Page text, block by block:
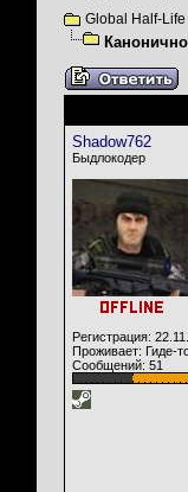
Global Half-
Shadow762
Быдлокодер
Регистрация:
Проживает: Гиде-
Сообщений: 51